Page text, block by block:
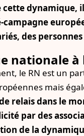
cette dynamique,
des
nationale
le RN est un
mais
relais dans le
par des
de la